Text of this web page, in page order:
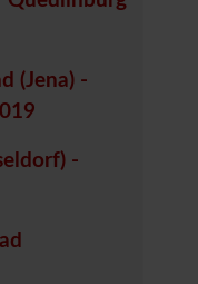
(Jena) -
-